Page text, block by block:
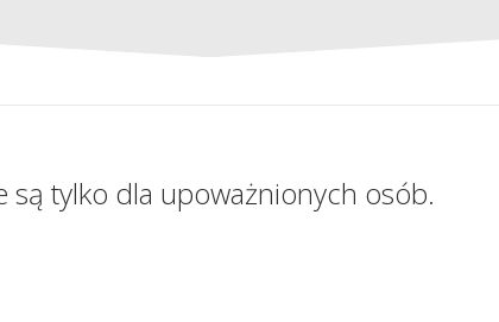
są tylko dla upoważnionych osób.